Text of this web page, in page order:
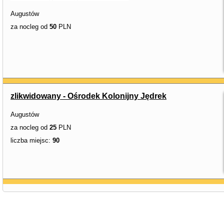
Augustów
za nocleg od 50 PLN
zlikwidowany - Ośrodek Kolonijny Jędrek
Augustów
za nocleg od 25 PLN
liczba miejsc: 90